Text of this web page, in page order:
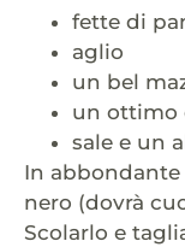
fette di
aglio
un bel
un ottimo
sale e un
In abbondante
nero (dovrà
Scolarlo e